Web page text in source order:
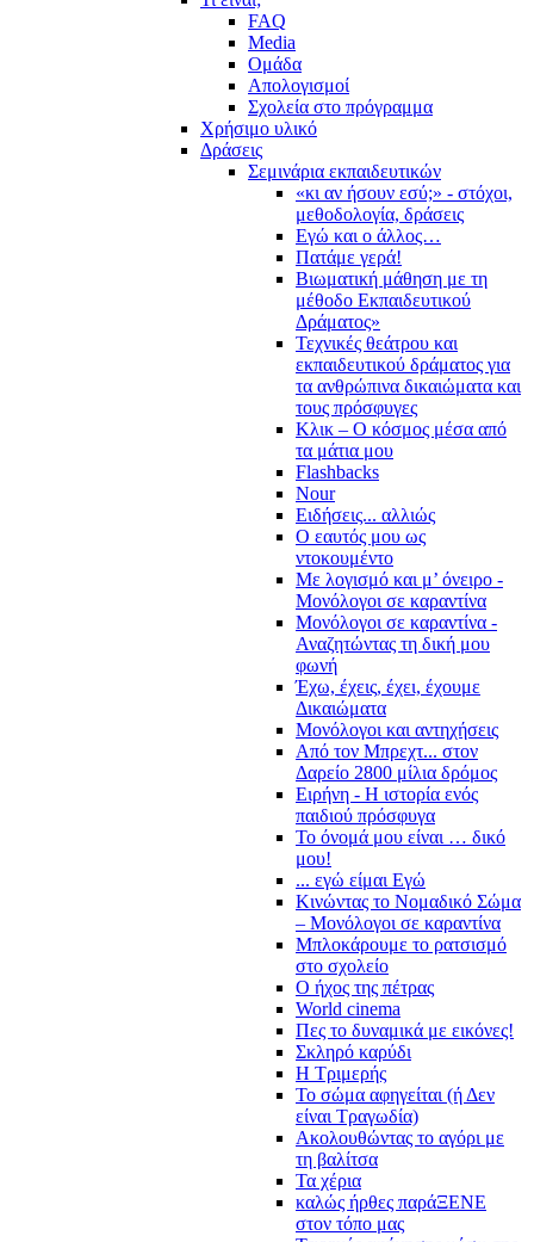
FAQ
Media
Ομάδα
Απολογισμοί
Σχολεία στο πρόγραμμα
Χρήσιμο υλικό
Δράσεις
Σεμινάρια εκπαιδευτικών
«κι αν ήσουν εσύ;» - στόχοι,
μεθοδολογία, δράσεις
Εγώ και ο άλλος…
Πατάμε γερά!
Βιωματική μάθηση με τη
μέθοδο Εκπαιδευτικού
Δράματος»
Τεχνικές θεάτρου και
εκπαιδευτικού δράματος για
τα ανθρώπινα δικαιώματα και
τους πρόσφυγες
Κλικ – Ο κόσμος μέσα από
τα μάτια μου
Flashbacks
Nour
Ειδήσεις... αλλιώς
Ο εαυτός μου ως
ντοκουμέντο
Με λογισμό και μ’ όνειρο -
Μονόλογοι σε καραντίνα
Μονόλογοι σε καραντίνα -
Αναζητώντας τη δική μου
φωνή
Έχω, έχεις, έχει, έχουμε
Δικαιώματα
Μονόλογοι και αντηχήσεις
Από τον Μπρεχτ... στον
Δαρείο 2800 μίλια δρόμος
Ειρήνη - Η ιστορία ενός
παιδιού πρόσφυγα
Το όνομά μου είναι … δικό
μου!
... εγώ είμαι Εγώ
Κινώντας το Νομαδικό Σώμα
– Μονόλογοι σε καραντίνα
Μπλοκάρουμε το ρατσισμό
στο σχολείο
Ο ήχος της πέτρας
World cinema
Πες το δυναμικά με εικόνες!
Σκληρό καρύδι
Η Τριμερής
Το σώμα αφηγείται (ή Δεν
είναι Τραγωδία)
Ακολουθώντας το αγόρι με
τη βαλίτσα
Τα χέρια
καλώς ήρθες παράΞΕΝΕ
στον τόπο μας